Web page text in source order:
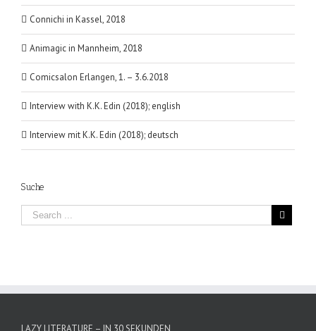
Connichi in Kassel, 2018
Animagic in Mannheim, 2018
Comicsalon Erlangen, 1. – 3.6.2018
Interview with K.K. Edin (2018); english
Interview mit K.K. Edin (2018); deutsch
Suche
LAZY LITERATURE – IN 30 SEKUNDEN